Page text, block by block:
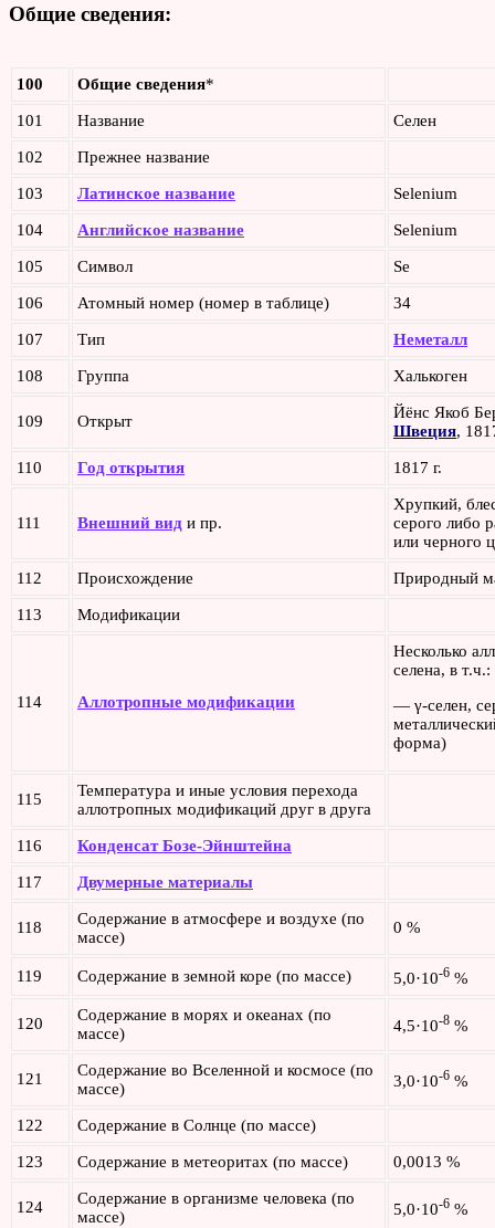
Общие сведения:
100 Общие сведения*
101 Название Селен
102 Прежнее название
103 Латинское название Selenium
104 Английское название Selenium
105 Символ Se
106 Атомный номер (номер в таблице) 34
107 Тип Неметалл
108 Группа Халькоген
109 Открыт
Йёнс Якоб
Швеция,
110 Год открытия 1817 г.
111 Внешний вид и пр.
Хрупкий,
серого либо
или черного
112 Происхождение Природный
113 Модификации
114 Аллотропные модификации
Несколько
селена, в т.ч.:
— γ-селен,
форма)
115
Температура и иные условия перехода
аллотропных модификаций друг в друга
116 Конденсат Бозе-Эйнштейна
117 Двумерные материалы
118
Содержание в атмосфере и воздухе (по
массе)
0 %
119 Содержание в земной коре (по массе) 5,0·10-6 %
120
Содержание в морях и океанах (по
массе)
4,5·10-8 %
121
Содержание во Вселенной и космосе (по
массе)
3,0·10-6 %
122 Содержание в Солнце (по массе)
123 Содержание в метеоритах (по массе) 0,0013 %
124
Содержание в организме человека (по
массе)
5,0·10-6 %